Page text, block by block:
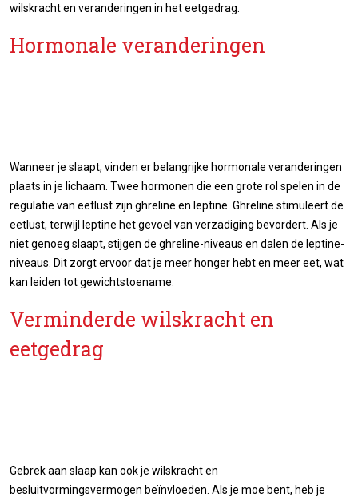
wilskracht en veranderingen in het eetgedrag.
Hormonale veranderingen
Wanneer je slaapt, vinden er belangrijke hormonale veranderingen
plaats in je lichaam. Twee hormonen die een grote rol spelen in de
regulatie van eetlust zijn ghreline en leptine. Ghreline stimuleert de
eetlust, terwijl leptine het gevoel van verzadiging bevordert. Als je
niet genoeg slaapt, stijgen de ghreline-niveaus en dalen de leptine-
niveaus. Dit zorgt ervoor dat je meer honger hebt en meer eet, wat
kan leiden tot gewichtstoename.
Verminderde wilskracht en
eetgedrag
Gebrek aan slaap kan ook je wilskracht en
besluitvormingsvermogen beïnvloeden. Als je moe bent, heb je